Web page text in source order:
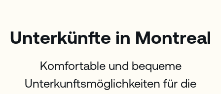
Unterkünfte in Montreal
Komfortable und bequeme
Unterkunftsmöglichkeiten für die